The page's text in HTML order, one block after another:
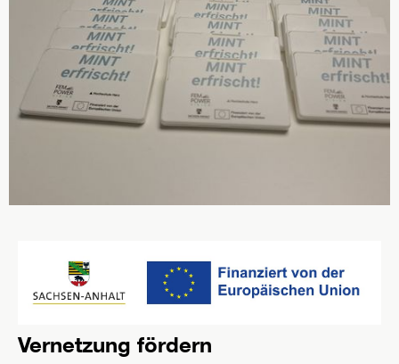
Vernetzung fördern